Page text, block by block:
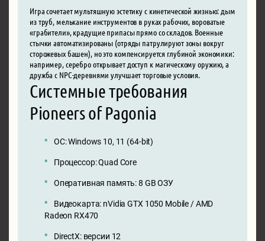
Игра сочетает мультяшную эстетику с кинетической жизнью: дым
из труб, мелькание инструментов в руках рабочих, вороватые
«грабители», крадущие припасы прямо со складов. Военные
стычки автоматизированы (отряды патрулируют зоны вокруг
сторожевых башен), но это компенсируется глубиной экономики:
например, серебро открывает доступ к магическому оружию, а
дружба с NPC-деревнями улучшает торговые условия.
Системные требования
Pioneers of Pagonia
ОС: Windows 10, 11 (64-bit)
Процессор: Quad Core
Оперативная память: 8 GB ОЗУ
Видеокарта: nVidia GTX 1050 Mobile / AMD
Radeon RX470
DirectX: версии 12